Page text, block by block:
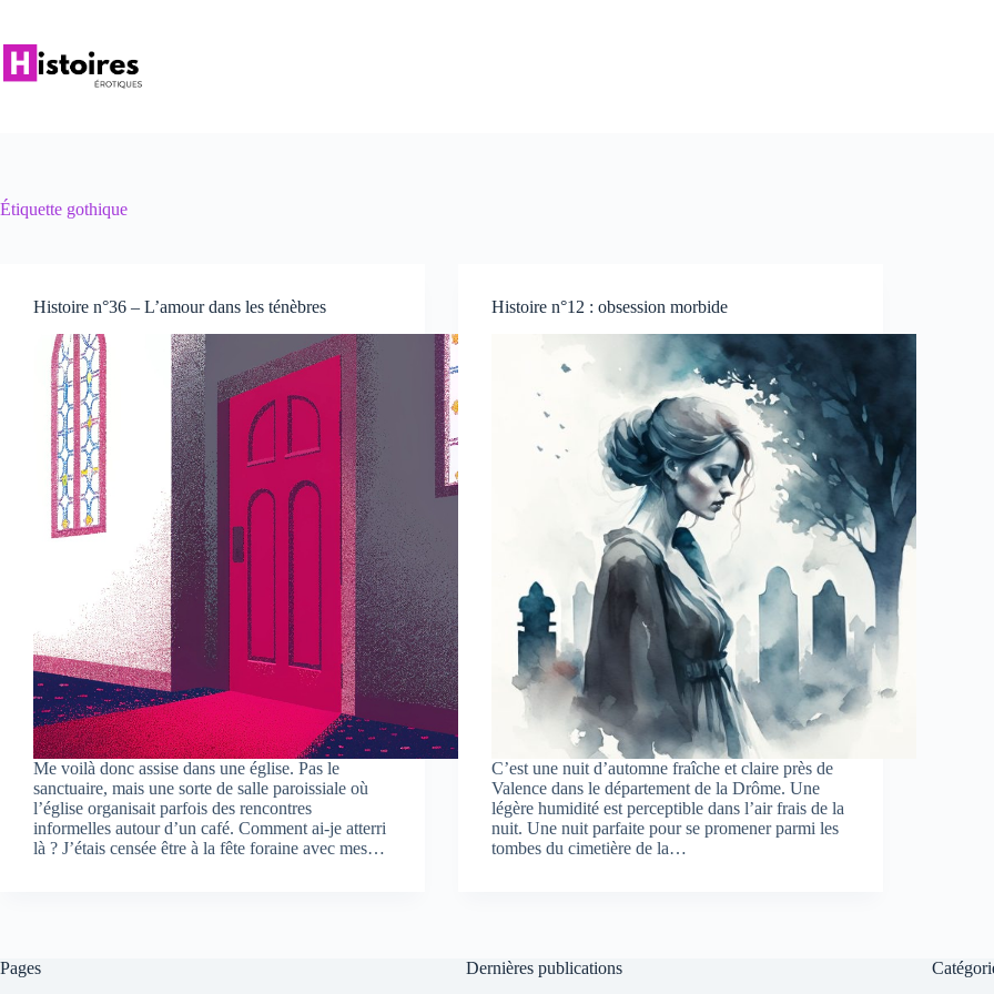
contenu
Étiquette gothique
Histoire n°36 – L’amour dans les ténèbres
Me voilà donc assise dans une église. Pas le
sanctuaire, mais une sorte de salle paroissiale où
l’église organisait parfois des rencontres
informelles autour d’un café. Comment ai-je atterri
là ? J’étais censée être à la fête foraine avec mes…
Histoire n°12 : obsession morbide
C’est une nuit d’automne fraîche et claire près de
Valence dans le département de la Drôme. Une
légère humidité est perceptible dans l’air frais de la
nuit. Une nuit parfaite pour se promener parmi les
tombes du cimetière de la…
Pages Dernières publications